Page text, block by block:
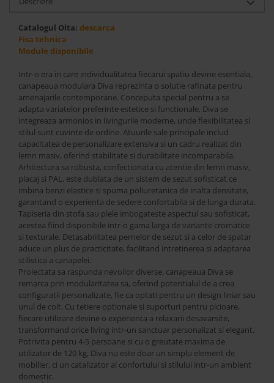
Accesorii
Mood
Canapele
Paturi Tapitate
Paturi Copii
Fotolii si Demifotolii
Accesorii
Olta
Canapele
Fotolii si Demifotolii
Best Sleep
Saltele
Perne si Pilote
Catalogul Olta: descarca
Fisa tehnica
Module disponibile
Intr-o era in care individualitatea fiecarui spatiu devine esentiala,
canapeaua modulara Diva reprezinta o solutie rafinata pentru
amenajarile contemporane. Conceputa special pentru a se
adapta variatelor preferinte estetice si functionale, Diva se
integreaza armonios in livingurile moderne, unde flexibilitatea si
stilul sunt cuvinte de ordine. Atuurile sale principale includ
capacitatea de personalizare extensiva si un cadru realizat din
lemn masiv, oferind stabilitate si durabilitate incomparabila.
Arhitectura sa robusta, confectionata cu atentie din lemn masiv,
placaj si PAL, este dublata de un sistem de sezut sofisticat ce
imbina benzi elastice si spuma poliuretanica de inalta densitate,
garantand o experienta de sedere confortabila si de lunga durata.
Tapiseria din stofa sau piele imbogateste aspectul sau sofisticat,
acestea fiind disponibile intr-o gama larga de variante cromatice
si texturale. Detasabilitatea pernelor de sezut si a celor de spatar
aduce un plus de practicitate, facilitand intretinerea si adaptarea
stilistica a canapelei.
Proiectata sa raspunda nevoilor diverse, canapeaua Diva se
remarca prin modularitatea sa, oferind potentialul de a crea
configuratii personalizate, fie ca optati pentru un design liniar sau
unul de colt. Cu tetiere optionale si suporturi pentru picioare,
fiecare utilizare devine o experienta a relaxarii desavarsite,
transformand orice living intr-un sanctuar personalizat si elegant.
Potrivita pentru 4-5 persoane si cu o greutate maxima de
utilizator de 120 kg, Diva nu este doar un simplu element de
mobilier, ci un catalizator al confortului si stilului intr-un ambient
domestic.